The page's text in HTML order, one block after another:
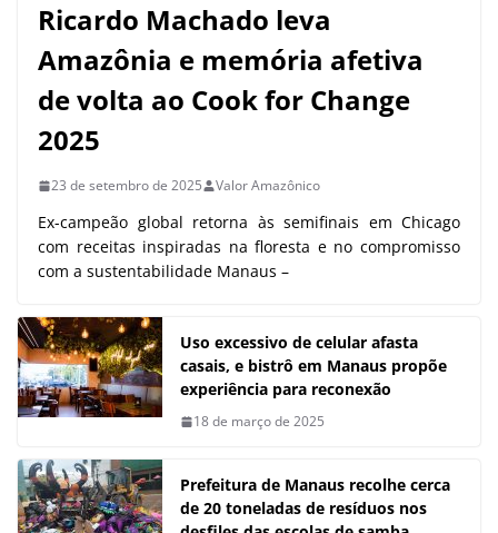
Ricardo Machado leva
Amazônia e memória afetiva
de volta ao Cook for Change
2025
23 de setembro de 2025 Valor Amazônico
Ex-campeão global retorna às semifinais em Chicago
com receitas inspiradas na floresta e no compromisso
com a sustentabilidade Manaus –
Uso excessivo de celular afasta
casais, e bistrô em Manaus propõe
experiência para reconexão
18 de março de 2025
Prefeitura de Manaus recolhe cerca
de 20 toneladas de resíduos nos